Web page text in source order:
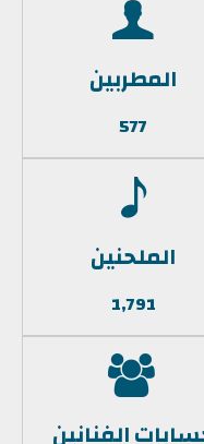
المطربين
577
الملحنين
1,791
الفنانين